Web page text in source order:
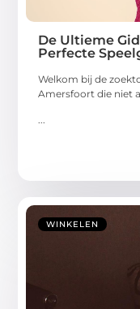
De Ultieme
Perfecte
Welkom bij de
Amersfoort die niet
WINKELEN